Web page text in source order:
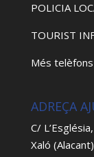
POLICIA
TOURIST
Més telèfons
ADREÇA
C/
Xaló (Alacant)